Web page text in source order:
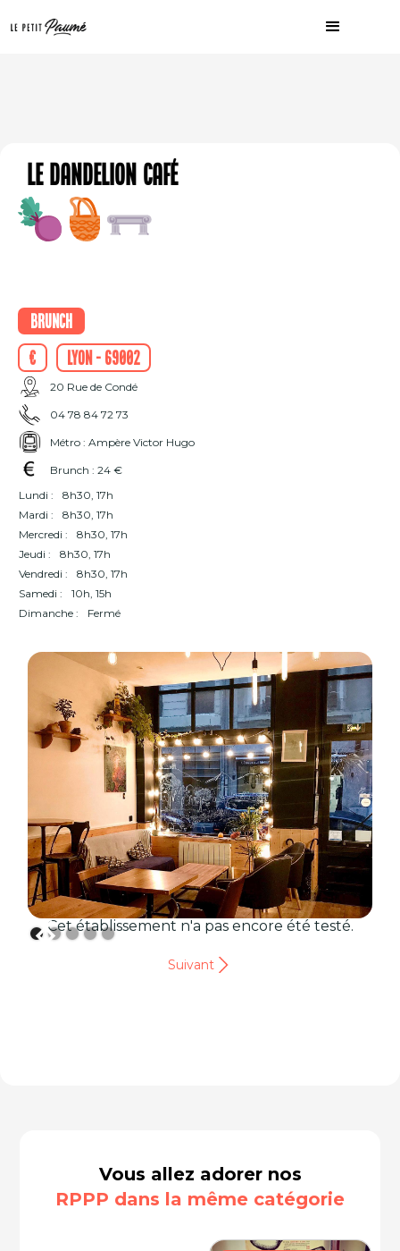
Le Dandelion café
Brunch
€
Lyon - 69002
20 Rue de Condé
04 78 84 72 73
Métro : Ampère Victor Hugo
Brunch : 24 €
Lundi :
8h30, 17h
Mardi :
8h30, 17h
Mercredi :
8h30, 17h
Jeudi :
8h30, 17h
Vendredi :
8h30, 17h
Samedi :
10h, 15h
Dimanche :
Fermé
Cet établissement n'a pas encore été testé.
Suivant
Vous allez adorer nos
RPPP dans la même catégorie